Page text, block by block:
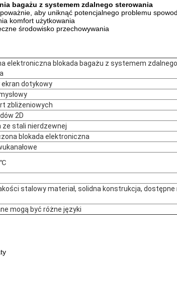
bagażu z systemem zdalnego sterowania
aby uniknąć potencjalnego problemu
komfort użytkowania
środowisko przechowywania
elektroniczna blokada bagażu z systemem zdalnego
dotykowy
zbliżeniowych
2D
ze stali nierdzewnej
blokada elektroniczna
℃
stalowy materiał, solidna konstrukcja, dostępne
mogą być różne języki